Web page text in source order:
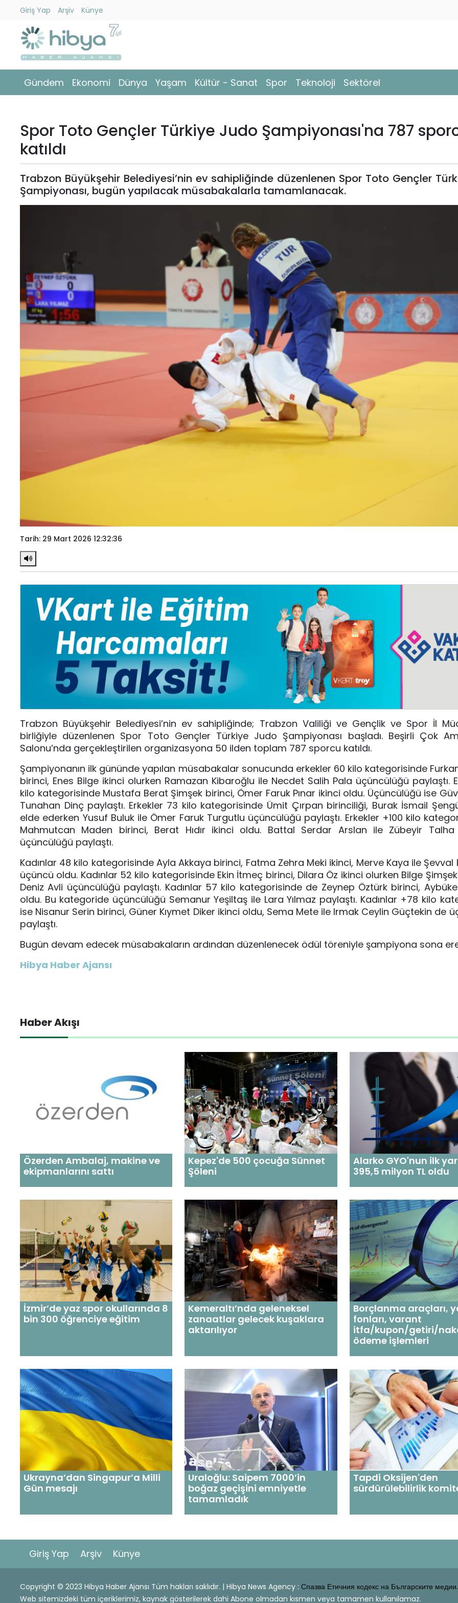
Giriş Yap Arşiv Künye
Gündem Ekonomi Dünya Yaşam Kültür - Sanat Spor Teknoloji Sektörel
Gündem
Ekonomi
Yaşam
Kültür
Sanat
Sektörel
Arşiv
Künye
Giriş
Spor Toto Gençler Türkiye Judo Şampiyonası'na 787
katıldı
Trabzon Büyükşehir Belediyesi’nin ev sahipliğinde düzenlenen Spor Toto Gençler
Şampiyonası, bugün yapılacak müsabakalarla tamamlanacak.
Tarih: 29 Mart 2026 12:32:36
Trabzon Büyükşehir Belediyesi’nin ev sahipliğinde; Trabzon Valiliği ve Gençlik ve Spor İl
birliğiyle düzenlenen Spor Toto Gençler Türkiye Judo Şampiyonası başladı. Beşirli Çok
Salonu’nda gerçekleştirilen organizasyona 50 ilden toplam 787 sporcu katıldı.
Şampiyonanın ilk gününde yapılan müsabakalar sonucunda erkekler 60 kilo kategorisinde
birinci, Enes Bilge ikinci olurken Ramazan Kibaroğlu ile Necdet Salih Pala üçüncülüğü paylaştı.
kilo kategorisinde Mustafa Berat Şimşek birinci, Ömer Faruk Pınar ikinci oldu. Üçüncülüğü ise
Tunahan Dinç paylaştı. Erkekler 73 kilo kategorisinde Ümit Çırpan birinciliği, Burak İsmail
elde ederken Yusuf Buluk ile Ömer Faruk Turgutlu üçüncülüğü paylaştı. Erkekler +100 kilo
Mahmutcan Maden birinci, Berat Hıdır ikinci oldu. Battal Serdar Arslan ile Zübeyir
üçüncülüğü paylaştı.
Kadınlar 48 kilo kategorisinde Ayla Akkaya birinci, Fatma Zehra Meki ikinci, Merve Kaya ile Şevval
üçüncü oldu. Kadınlar 52 kilo kategorisinde Ekin İtmeç birinci, Dilara Öz ikinci olurken Bilge
Deniz Avli üçüncülüğü paylaştı. Kadınlar 57 kilo kategorisinde de Zeynep Öztürk birinci,
oldu. Bu kategoride üçüncülüğü Semanur Yeşiltaş ile Lara Yılmaz paylaştı. Kadınlar +78 kilo
ise Nisanur Serin birinci, Güner Kıymet Diker ikinci oldu, Sema Mete ile Irmak Ceylin Güçtekin de
paylaştı.
Bugün devam edecek müsabakaların ardından düzenlenecek ödül töreniyle şampiyona sona
Hibya Haber Ajansı
Haber Akışı
Özerden Ambalaj, makine ve
ekipmanlarını sattı
Kepez'de 500 çocuğa Sünnet
Şöleni
Alarko GYO'nun ilk
395,5 milyon TL oldu
İzmir’de yaz spor okullarında 8
bin 300 öğrenciye eğitim
Kemeraltı’nda geleneksel
zanaatlar gelecek kuşaklara
aktarılıyor
Borçlanma araçları,
fonları, varant
itfa/kupon/getiri/
ödeme işlemleri
Ukrayna’dan Singapur’a Milli
Gün mesajı
Uraloğlu: Saipem 7000’in
boğaz geçişini emniyetle
tamamladık
Tapdi Oksijen'den
sürdürülebilirlik
Giriş Yap Arşiv Künye
Copyright © 2023 Hibya Haber Ajansı Tüm hakları saklıdır. | Hibya News Agency : Спазва Етичния кодекс на Българските медии.
Web sitemizdeki tüm içeriklerimiz, kaynak gösterilerek dahi Abone olmadan kısmen veya tamamen kullanılamaz.